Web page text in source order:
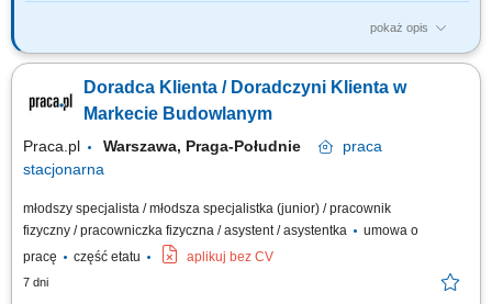
pokaż opis
Co będziesz robić? Twój start z Buddym: przez pierwsze 4 miesiące
wsparciu opiekuna wdrożenia i zespołu, Aktywna sprzedaż i doradztwo:
będziesz sprzedawać i doradzać klientom w wyborze najlepszych
Doradca Klienta / Doradczyni Klienta w
Markecie Budowlanym
Praca.pl Warszawa, Praga-Południe
praca
stacjonarna
młodszy specjalista / młodsza specjalistka (junior) / pracownik
fizyczny / pracowniczka fizyczna / asystent / asystentka
umowa o
pracę
część etatu aplikuj bez CV
7 dni